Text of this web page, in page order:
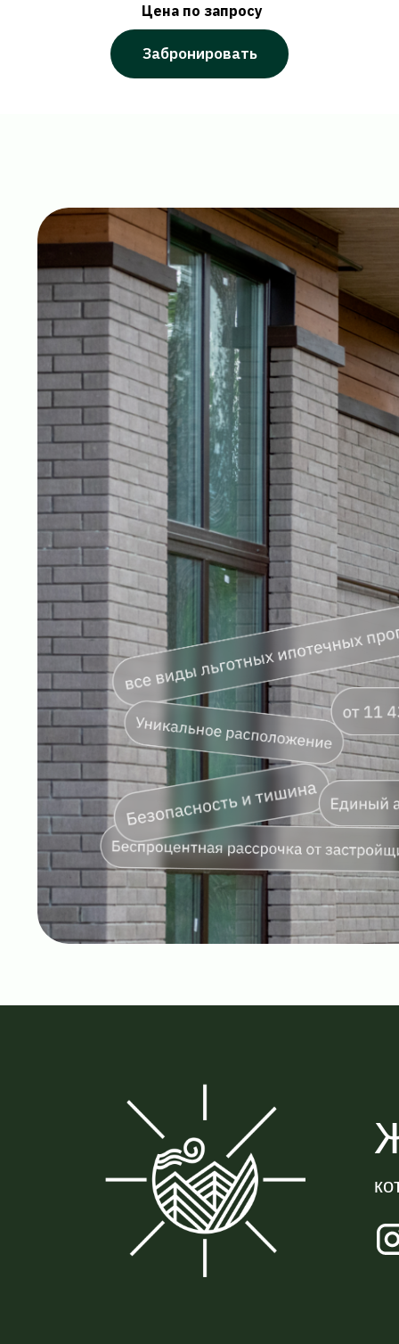
Цена по запросу
Забронировать
+7 (843) 225-44-43
doma-gemchugina@mail.ru
Офис продаж: г. Казань, ул. Смычки, д. 5
пн-пт: 09:00-18:00
сб-вс: выходные дни
котеджные дома